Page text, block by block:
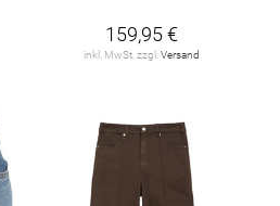
159,95 €
inkl. MwSt. zzgl. Versand